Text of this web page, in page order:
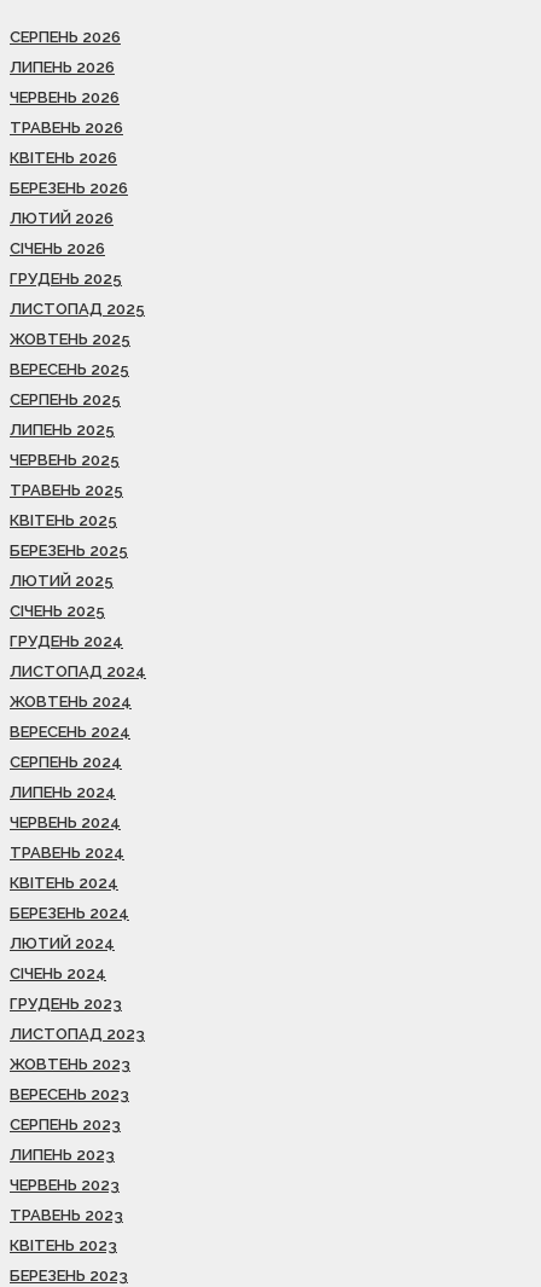
СЕРПЕНЬ 2026
ЛИПЕНЬ 2026
ЧЕРВЕНЬ 2026
ТРАВЕНЬ 2026
КВІТЕНЬ 2026
БЕРЕЗЕНЬ 2026
ЛЮТИЙ 2026
СІЧЕНЬ 2026
ГРУДЕНЬ 2025
ЛИСТОПАД 2025
ЖОВТЕНЬ 2025
ВЕРЕСЕНЬ 2025
СЕРПЕНЬ 2025
ЛИПЕНЬ 2025
ЧЕРВЕНЬ 2025
ТРАВЕНЬ 2025
КВІТЕНЬ 2025
БЕРЕЗЕНЬ 2025
ЛЮТИЙ 2025
СІЧЕНЬ 2025
ГРУДЕНЬ 2024
ЛИСТОПАД 2024
ЖОВТЕНЬ 2024
ВЕРЕСЕНЬ 2024
СЕРПЕНЬ 2024
ЛИПЕНЬ 2024
ЧЕРВЕНЬ 2024
ТРАВЕНЬ 2024
КВІТЕНЬ 2024
БЕРЕЗЕНЬ 2024
ЛЮТИЙ 2024
СІЧЕНЬ 2024
ГРУДЕНЬ 2023
ЛИСТОПАД 2023
ЖОВТЕНЬ 2023
ВЕРЕСЕНЬ 2023
СЕРПЕНЬ 2023
ЛИПЕНЬ 2023
ЧЕРВЕНЬ 2023
ТРАВЕНЬ 2023
КВІТЕНЬ 2023
БЕРЕЗЕНЬ 2023